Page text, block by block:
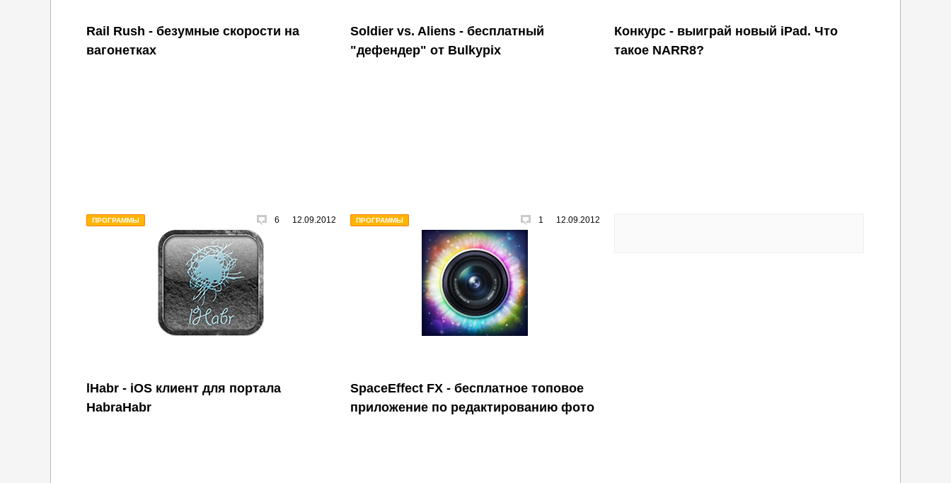
Rail Rush - безумные скорости на
вагонетках
Soldier vs. Aliens - бесплатный
"дефендер" от Bulkypix
Конкурс - выиграй новый iPad. Что
такое NARR8?
ПРОГРАММЫ 6 12.09.2012
lHabr - iOS клиент для портала
HabraHabr
ПРОГРАММЫ 1 12.09.2012
SpaceEffect FX - бесплатное топовое
приложение по редактированию фото